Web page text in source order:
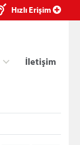
Hızlı Erişim
İletişim
×